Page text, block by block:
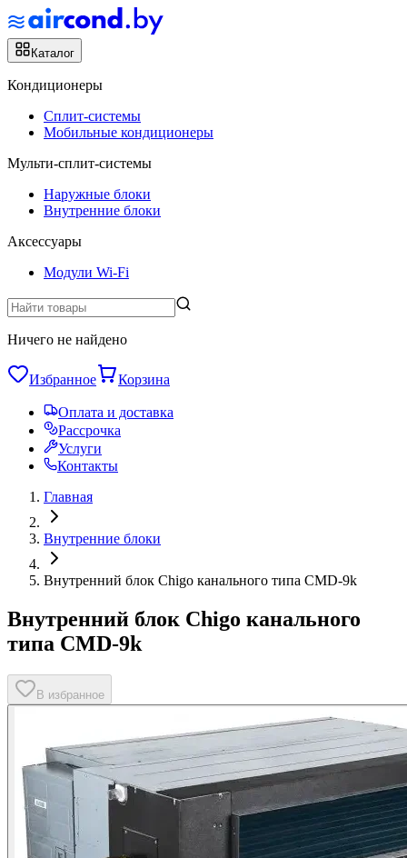
Каталог
Кондиционеры
Сплит-системы
Мобильные кондиционеры
Мульти-сплит-системы
Наружные блоки
Внутренние блоки
Аксессуары
Модули Wi-Fi
Ничего не найдено
Избранное Корзина
Оплата и доставка
Рассрочка
Услуги
Контакты
Главная
Внутренние блоки
Внутренний блок Chigo канального типа CMD-9k
Внутренний блок Chigo канального
типа CMD-9k
В избранное